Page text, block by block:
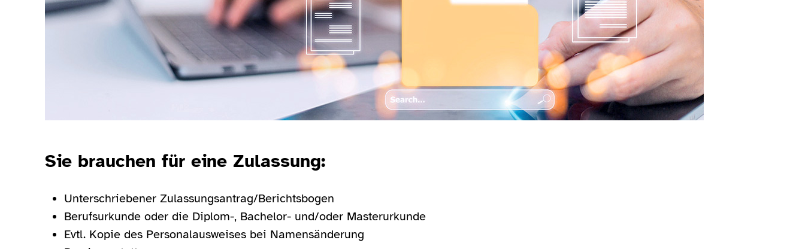
Sie brauchen für eine Zulassung:
Unterschriebener Zulassungsantrag/Berichtsbogen
Berufsurkunde oder die Diplom-, Bachelor- und/oder Masterurkunde
Evtl. Kopie des Personalausweises bei Namensänderung